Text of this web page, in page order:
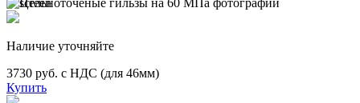
Наличие уточняйте
3730 руб. с НДС (для 46мм)
Купить